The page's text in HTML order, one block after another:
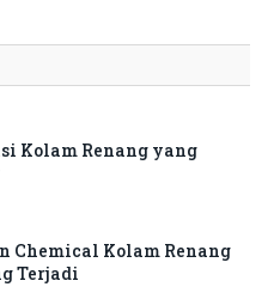
Kolam Renang yang
Chemical Kolam Renang
Terjadi